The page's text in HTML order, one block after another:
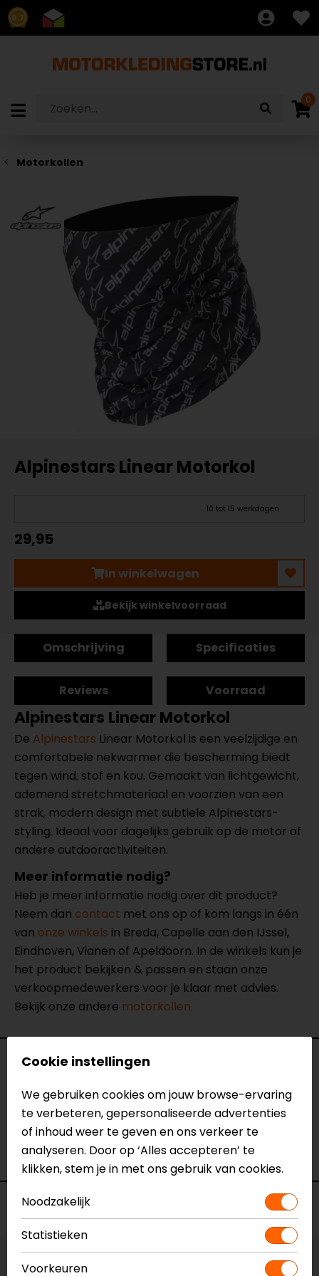
8.7
0
Motorkollen
Alpinestars Linear Motorkol
10 tot 15 werkdagen
29,95
In winkelwagen
Bekijk winkelvoorraad
Omschrijving Specificaties
Reviews Voorraad
Alpinestars Linear Motorkol
De Alpinestars Linear Motorkol is een veelzijdige en
comfortabele nekwarmer die bescherming biedt
tegen wind, stof en kou. Gemaakt van lichtgewicht,
ademend stretchmateriaal en voorzien van een
strak, modern design met subtiele Alpinestars-
styling. Ideaal voor dagelijks gebruik op de motor of
andere outdooractiviteiten.
Meer informatie nodig?
Heb je meer informatie nodig over dit product?
Neem dan contact met ons op of kom langs in één
van onze winkels in Breda, Capelle aan den IJssel,
Eindhoven, Vianen of Apeldoorn. In de winkels kun je
het product bekijken & passen en staan onze
verkoopmedewerkers voor je klaar met advies.
Bekijk onze andere motorkollen.
Specificaties
Naam
Linear Motorkol
Model
4759421
Merk
Alpinestars
Kleur
Zwart-Wit
Voorraad
Vestiging Apeldoorn
Cookie instellingen
We gebruiken cookies om jouw browse-ervaring
te verbeteren, gepersonaliseerde advertenties
of inhoud weer te geven en ons verkeer te
analyseren. Door op ‘Alles accepteren’ te
klikken, stem je in met ons gebruik van cookies.
Noodzakelijk
Statistieken
Voorkeuren